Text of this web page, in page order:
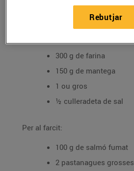
300 g de farina
150 g de mantega
1 ou gros
½ culleradeta de sal
Per al farcit:
100 g de salmó fumat
2 pastanagues grosses
Rebutjar